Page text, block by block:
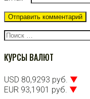
Поиск:
КУРСЫ ВАЛЮТ
USD 80,9293 руб. ▼
EUR 93,1901 руб. ▼